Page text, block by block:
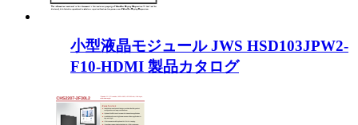
小型液晶モジュール JWS HSD103JPW2-
F10-HDMI 製品カタログ